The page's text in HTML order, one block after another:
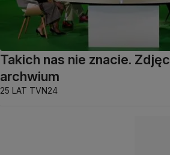
Takich nas nie znacie.
archwium
25 LAT TVN24